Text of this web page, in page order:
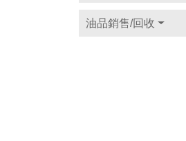
油品銷售/回收